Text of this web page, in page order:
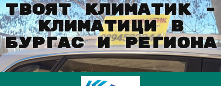
ТВОЯТ КЛИМАТИК -
КЛИМАТИЦИ В
БУРГАС И РЕГИОНА